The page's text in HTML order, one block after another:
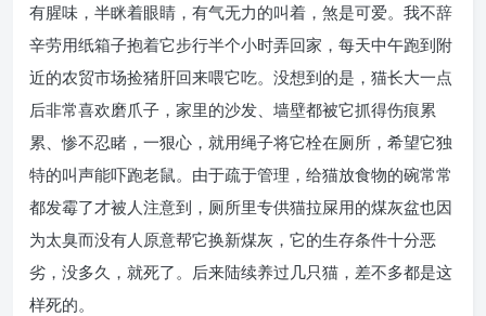
有腥味，半眯着眼睛，有气无力的叫着，煞是可爱。我不辞
辛劳用纸箱子抱着它步行半个小时弄回家，每天中午跑到附
近的农贸市场捡猪肝回来喂它吃。没想到的是，猫长大一点
后非常喜欢磨爪子，家里的沙发、墙壁都被它抓得伤痕累
累、惨不忍睹，一狠心，就用绳子将它栓在厕所，希望它独
特的叫声能吓跑老鼠。由于疏于管理，给猫放食物的碗常常
都发霉了才被人注意到，厕所里专供猫拉屎用的煤灰盆也因
为太臭而没有人原意帮它换新煤灰，它的生存条件十分恶
劣，没多久，就死了。后来陆续养过几只猫，差不多都是这
样死的。